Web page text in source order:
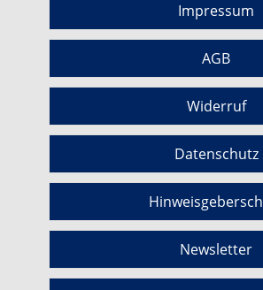
Impressum
AGB
Widerruf
Datenschutz
Newsletter